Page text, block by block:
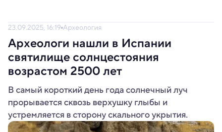
23.09.2025, 16:19 Археология
Археологи нашли в Испании
святилище солнцестояния
возрастом 2500 лет
В самый короткий день года солнечный луч
прорывается сквозь верхушку глыбы и
устремляется в сторону скального укрытия.